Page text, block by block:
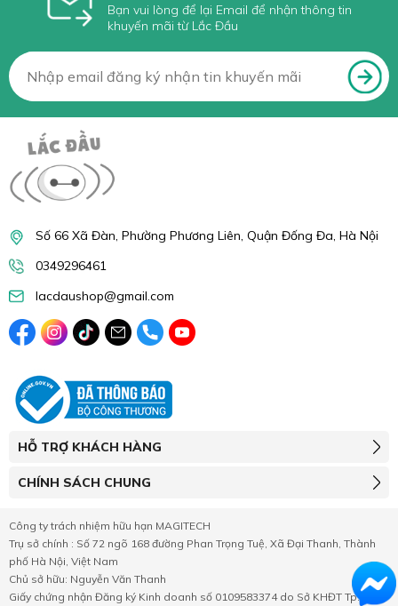
Bạn vui lòng để lại Email để nhận thông tin
khuyến mãi từ Lắc Đầu
Số 66 Xã Đàn, Phường Phương Liên, Quận Đống Đa, Hà Nội
0349296461
lacdaushop@gmail.com
HỖ TRỢ KHÁCH HÀNG
CHÍNH SÁCH CHUNG
Công ty trách nhiệm hữu hạn MAGITECH
Trụ sở chính : Số 72 ngõ 168 đường Phan Trọng Tuệ, Xã Đại Thanh, Thành
phố Hà Nội, Việt Nam
Chủ sở hữu: Nguyễn Văn Thanh
Giấy chứng nhận Đăng ký Kinh doanh số 0109583374 do Sở KHĐT Tp.Hà